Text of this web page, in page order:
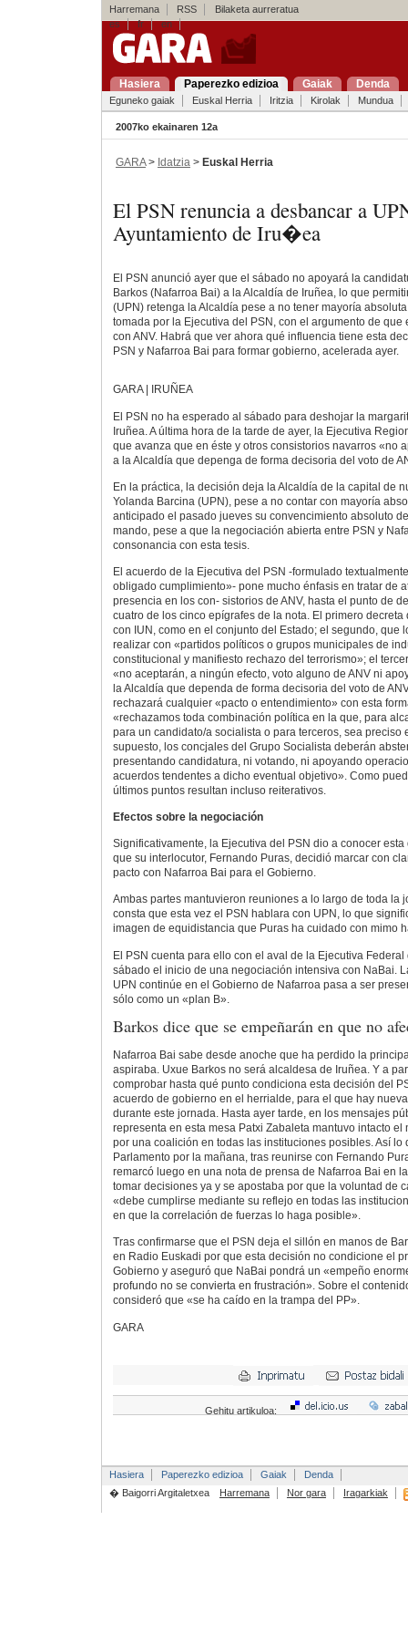
Harremana RSS
Bilaketa aurreratua
es
fr en
Hasiera Paperezko edizioa Gaiak Denda
Eguneko gaiak Euskal Herria Iritzia Kirolak Mundua
2007ko ekainaren 12a
GARA> Idatzia > Euskal Herria
El PSN renuncia a desbancar a
Ayuntamiento de Iru�ea
El PSN anunció ayer que el sábado no apoyará la
Barkos (Nafarroa Bai) a la Alcaldía de Iruñea, lo que
(UPN) retenga la Alcaldía pese a no tener mayoría
tomada por la Ejecutiva del PSN, con el argumento de
con ANV. Habrá que ver ahora qué influencia tiene esta
PSN y Nafarroa Bai para formar gobierno, acelerada ayer.
GARA | IRUÑEA
El PSN no ha esperado al sábado para deshojar la
Iruñea. A última hora de la tarde de ayer, la Ejecutiva
que avanza que en éste y otros consistorios navarros «no
a la Alcaldía que depenga de forma decisoria del voto de
En la práctica, la decisión deja la Alcaldía de la capital de
Yolanda Barcina (UPN), pese a no contar con mayoría
anticipado el pasado jueves su convencimiento absoluto
mando, pese a que la negociación abierta entre PSN y
consonancia con esta tesis.
El acuerdo de la Ejecutiva del PSN -formulado
obligado cumplimiento»- pone mucho énfasis en tratar de
presencia en los con- sistorios de ANV, hasta el punto de
cuatro de los cinco epígrafes de la nota. El primero
con IUN, como en el conjunto del Estado; el segundo, que
realizar con «partidos políticos o grupos municipales de
constitucional y manifiesto rechazo del terrorismo»; el
«no aceptarán, a ningún efecto, voto alguno de ANV ni
la Alcaldía que dependa de forma decisoria del voto de
rechazará cualquier «pacto o entendimiento» con esta
«rechazamos toda combinación política en la que, para
para un candidato/a socialista o para terceros, sea preciso
supuesto, los concjales del Grupo Socialista deberán
presentando candidatura, ni votando, ni apoyando
acuerdos tendentes a dicho eventual objetivo». Como
últimos puntos resultan incluso reiterativos.
Efectos sobre la negociación
Significativamente, la Ejecutiva del PSN dio a conocer
que su interlocutor, Fernando Puras, decidió marcar con
pacto con Nafarroa Bai para el Gobierno.
Ambas partes mantuvieron reuniones a lo largo de toda la
consta que esta vez el PSN hablara con UPN, lo que
imagen de equidistancia que Puras ha cuidado con mimo
El PSN cuenta para ello con el aval de la Ejecutiva
sábado el inicio de una negociación intensiva con NaBai.
UPN continúe en el Gobierno de Nafarroa pasa a ser
sólo como un «plan B».
Barkos dice que se empeñarán en que no
Nafarroa Bai sabe desde anoche que ha perdido la
aspiraba. Uxue Barkos no será alcaldesa de Iruñea. Y a
comprobar hasta qué punto condiciona esta decisión del
acuerdo de gobierno en el herrialde, para el que hay
durante este jornada. Hasta ayer tarde, en los mensajes
representa en esta mesa Patxi Zabaleta mantuvo intacto
por una coalición en todas las instituciones posibles. Así lo
Parlamento por la mañana, tras reunirse con Fernando
remarcó luego en una nota de prensa de Nafarroa Bai en
tomar decisiones ya y se apostaba por que la voluntad de
«debe cumplirse mediante su reflejo en todas las
en que la correlación de fuerzas lo haga posible».
Tras confirmarse que el PSN deja el sillón en manos de
en Radio Euskadi por que esta decisión no condicione el
Gobierno y aseguró que NaBai pondrá un «empeño
profundo no se convierta en frustración». Sobre el
consideró que «se ha caído en la trampa del PP».
GARA
Gehitu artikuloa:
Hasiera Paperezko edizioa Gaiak
Denda
� Baigorri Argitaletxea
Harremana Nor gara Iragarkiak